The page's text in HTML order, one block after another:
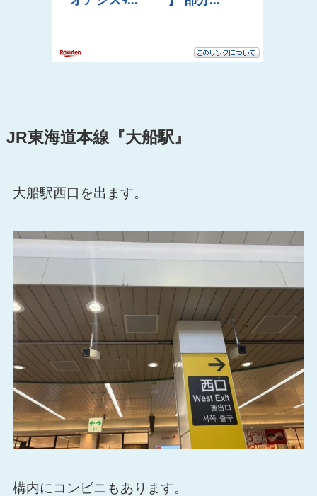
JR東海道本線『大船駅』
大船駅西口を出ます。
構内にコンビニもあります。